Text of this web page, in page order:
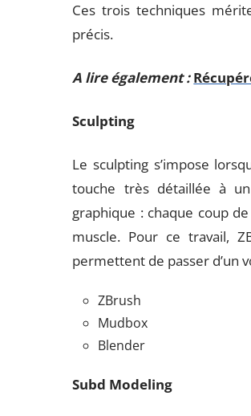
Ces trois techniques
précis.
A lire également :
Sculpting
Le sculpting s’impose
touche très détaillée à
graphique : chaque coup
muscle. Pour ce travail,
permettent de passer d’un
ZBrush
Mudbox
Blender
Subd Modeling